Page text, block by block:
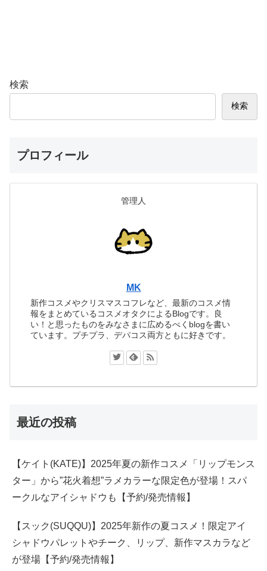
検索
検索
プロフィール
管理人
MK
新作コスメやクリスマスコフレなど、最新のコスメ情
報をまとめているコスメオタクによるBlogです。良
い！と思ったものをみなさまに広めるべくblogを書い
ています。プチプラ、デパコス両方ともに好きです。
最近の投稿
【ケイト(KATE)】2025年夏の新作コスメ「リップモンス
ター」から”花火着想”ラメカラーな限定色が登場！スパ
ークルなアイシャドウも【予約/発売情報】
【スック(SUQQU)】2025年新作の夏コスメ！限定アイ
シャドウパレットやチーク、リップ、新作マスカラなど
が登場【予約/発売情報】